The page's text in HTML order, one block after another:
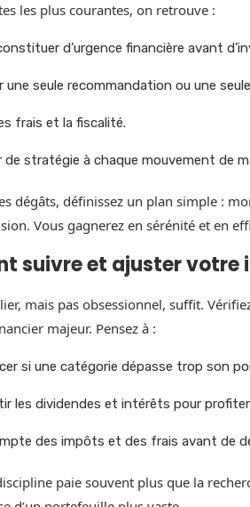
les plus courantes, on retrouve :
d’urgence financière avant
une seule recommandation ou une
frais et la fiscalité.
de stratégie à chaque mouvement de
dégâts, définissez un plan simple :
Vous gagnerez en sérénité et en
suivre et ajuster votre
mais pas obsessionnel, suffit.
majeur. Pensez à :
si une catégorie dépasse trop son
les dividendes et intérêts pour
des impôts et des frais avant de
paie souvent plus que la